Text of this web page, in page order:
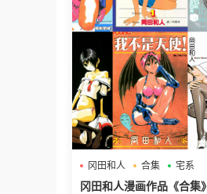
冈田和人 合集 宅系
冈田和人漫画作品《合集》